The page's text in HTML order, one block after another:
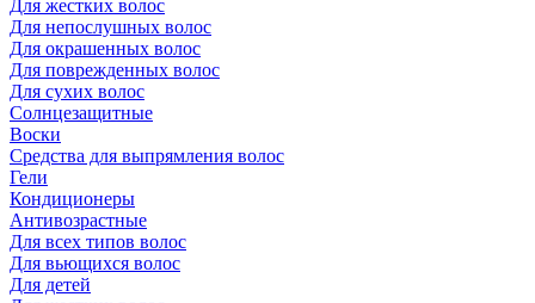
Для жестких волос
Для непослушных волос
Для окрашенных волос
Для поврежденных волос
Для сухих волос
Солнцезащитные
Воски
Средства для выпрямления волос
Гели
Кондиционеры
Антивозрастные
Для всех типов волос
Для вьющихся волос
Для детей